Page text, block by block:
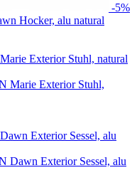
-5%
Hocker, alu natural
Marie Exterior Stuhl,
Dawn Exterior Sessel, alu